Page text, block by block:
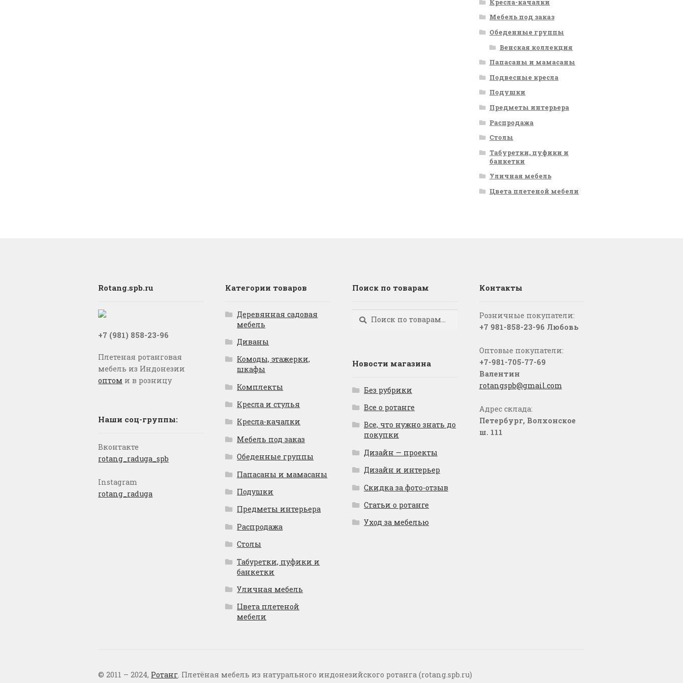
Кресла-качалки
Мебель под заказ
Обеденные группы
Венская коллекция
Папасаны и мамасаны
Подвесные кресла
Подушки
Предметы интерьера
Распродажа
Столы
Табуретки, пуфики и
банкетки
Уличная мебель
Цвета плетеной мебели
Rotang.spb.ru
+7 (981) 858-23-96
Плетеная ротанговая
мебель из Индонезии
оптом и в розницу
Наши соц-группы:
Вконтакте
rotang_raduga_spb
Instagram
rotang_raduga
Категории товаров
Деревянная садовая
мебель
Диваны
Комоды, этажерки,
шкафы
Комплекты
Кресла и стулья
Кресла-качалки
Мебель под заказ
Обеденные группы
Папасаны и мамасаны
Подушки
Предметы интерьера
Распродажа
Столы
Табуретки, пуфики и
банкетки
Уличная мебель
Цвета плетеной
мебели
Поиск по товарам
Искать:
Поиск
Новости магазина
Без рубрики
Все о ротанге
Все, что нужно знать до
покупки
Дизайн — проекты
Дизайн и интерьер
Скидка за фото-отзыв
Статьи о ротанге
Уход за мебелью
Контакты
Розничные покупатели:
+7 981-858-23-96 Любовь
Оптовые покупатели:
+7-981-705-77-69
Валентин
rotangspb@gmail.com
Адрес склада:
Петербург, Волхонское
ш. 111
© 2011 – 2024, Ротанг. Плетёная мебель из натурального индонезийского ротанга (rotang.spb.ru)